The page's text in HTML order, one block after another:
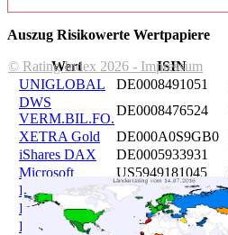
© Rating Index 2026 - Impressum
Auszug Risikowerte Wertpapiere
Wert ISIN
UNIGLOBAL
DE0008491051
DWS
VERM.BIL.FO.
DE0008476524
XETRA Gold
DE000A0S9GB0
iShares DAX
DE0005933931
Microsoft
US5949181045
DAIMLER
DE0007100000
Brent Oil
DE000A0KRKM5
Bitcoin
BITCOIN